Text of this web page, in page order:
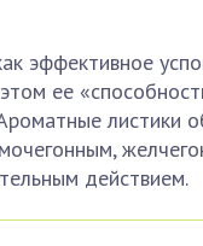
эффективное
ее
листики
действием.